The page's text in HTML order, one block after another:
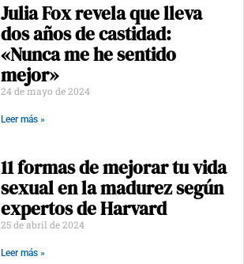
Julia Fox revela que lleva
dos años de castidad:
«Nunca me he sentido
mejor»
24 de mayo de 2024
Leer más »
11 formas de mejorar tu vida
sexual en la madurez según
expertos de Harvard
25 de abril de 2024
Leer más »